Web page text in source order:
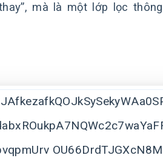
mà là một lớp lọc